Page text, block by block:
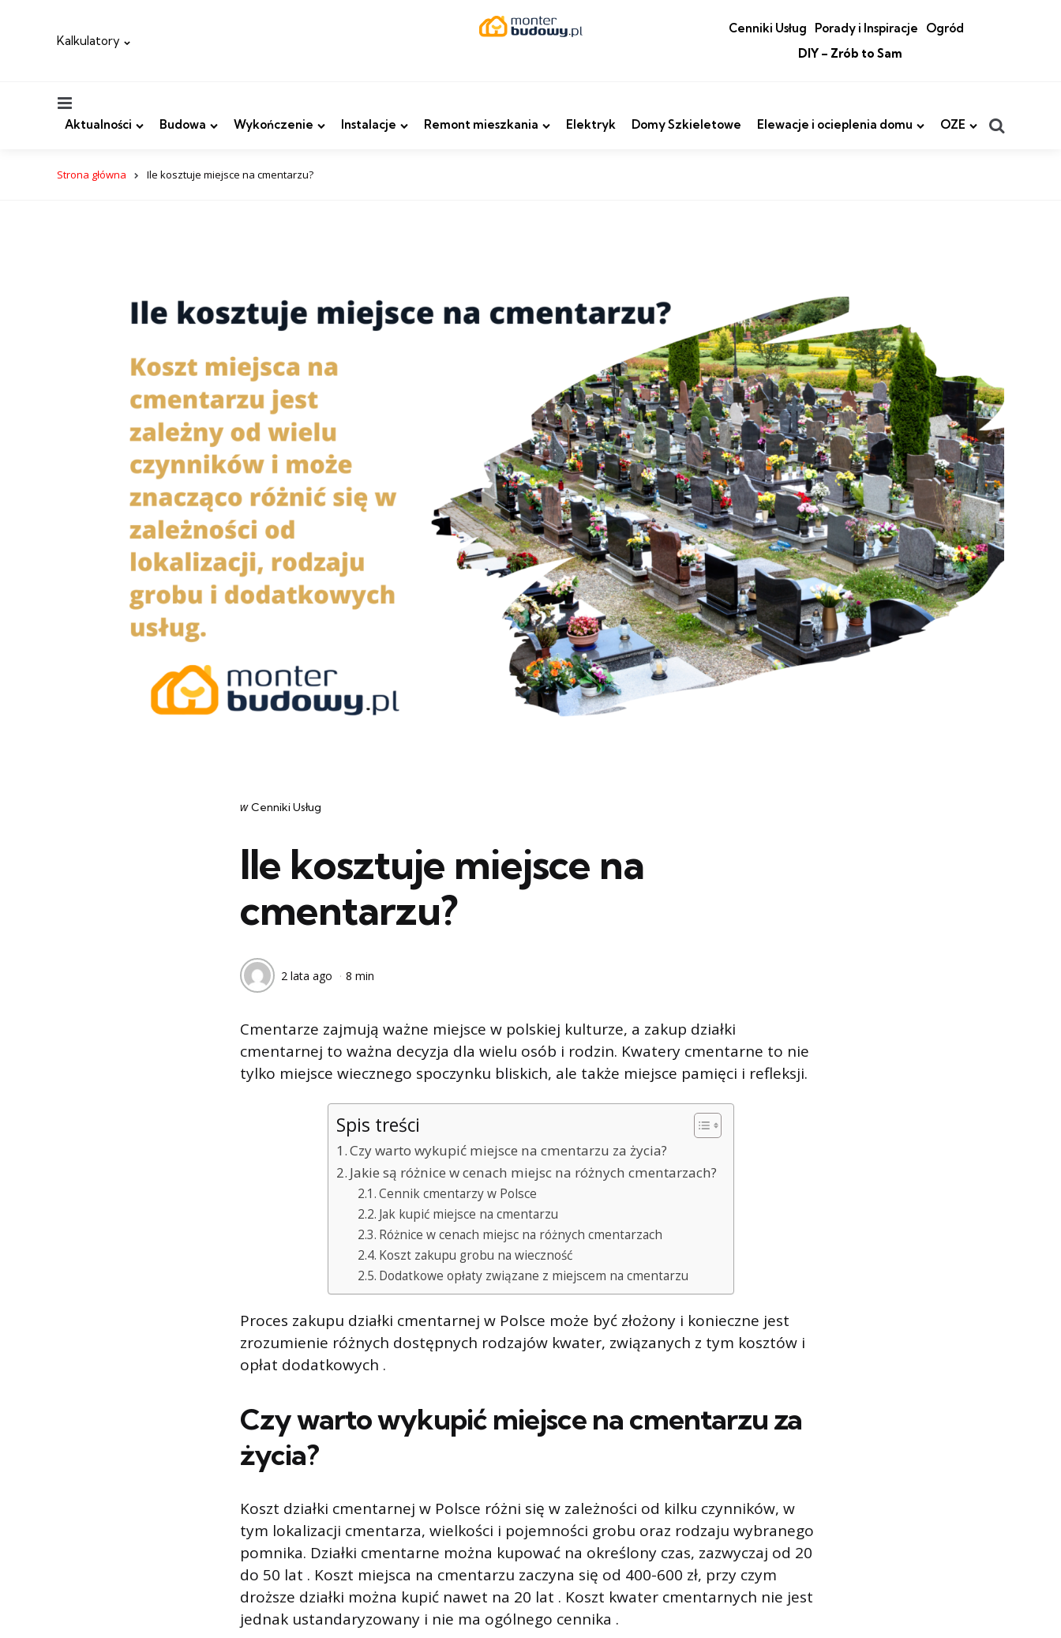
Kalkulatory
Cenniki Usług Porady i Inspiracje
Ogród
DIY – Zrób to Sam
Aktualności Budowa Wykończenie Instalacje Remont mieszkania Elektryk Domy Szkieletowe Elewacje i ocieplenia domu OZE
Strona główna Ile kosztuje miejsce na cmentarzu?
Categories
post
w Cenniki Usług
Ile kosztuje miejsce na
cmentarzu?
2 lata ago 8 min
Cmentarze zajmują ważne miejsce w polskiej kulturze, a zakup działki
cmentarnej to ważna decyzja dla wielu osób i rodzin. Kwatery cmentarne to nie
tylko miejsce wiecznego spoczynku bliskich, ale także miejsce pamięci i refleksji.
Spis treści
Czy warto wykupić miejsce na cmentarzu za życia?
Jakie są różnice w cenach miejsc na różnych cmentarzach?
Cennik cmentarzy w Polsce
Jak kupić miejsce na cmentarzu
Różnice w cenach miejsc na różnych cmentarzach
Koszt zakupu grobu na wieczność
Dodatkowe opłaty związane z miejscem na cmentarzu
Proces zakupu działki cmentarnej w Polsce może być złożony i konieczne jest
zrozumienie różnych dostępnych rodzajów kwater, związanych z tym kosztów i
opłat dodatkowych .
Czy warto wykupić miejsce na cmentarzu za
życia?
Koszt działki cmentarnej w Polsce różni się w zależności od kilku czynników, w
tym lokalizacji cmentarza, wielkości i pojemności grobu oraz rodzaju wybranego
pomnika. Działki cmentarne można kupować na określony czas, zazwyczaj od 20
do 50 lat . Koszt miejsca na cmentarzu zaczyna się od 400-600 zł, przy czym
droższe działki można kupić nawet na 20 lat . Koszt kwater cmentarnych nie jest
jednak ustandaryzowany i nie ma ogólnego cennika .